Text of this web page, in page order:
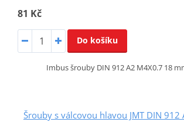
81 Kč
Do košíku
Imbus šrouby DIN 912 A2 M4X0.7 18
Šrouby s válcovou hlavou JMT DIN 912